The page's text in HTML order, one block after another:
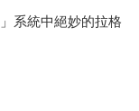
系統中絕妙的拉格